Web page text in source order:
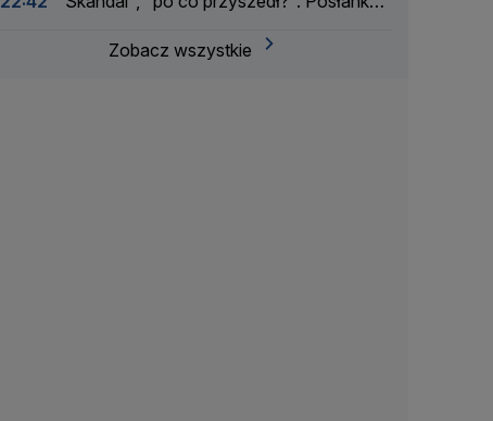
Wojskowa
Zobacz wszystkie